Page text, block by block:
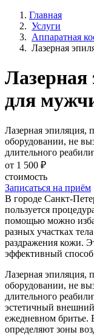
Главная
Услуги
Аппаратная
Лазерная
Лазерная
для
Лазерная эпиляция,
оборудовании, не
длительного
от 1 500 ₽
стоимость
Записаться на приём
В городе Санкт-
пользуется
помощью можно
разных участках
раздражения кожи.
эффективный способ
Лазерная эпиляция,
оборудовании, не
длительного
эстетичный
ежедневном бритье.
определяют зоны